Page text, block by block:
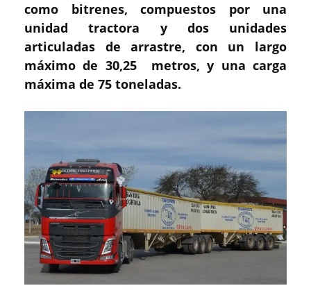
como bitrenes, compuestos por una
unidad tractora y dos unidades
articuladas de arrastre, con un largo
máximo de 30,25 metros, y una carga
máxima de 75 toneladas.